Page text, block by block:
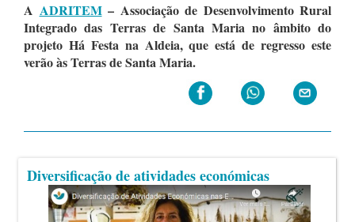
A ADRITEM– Associação de Desenvolvimento Rural
Integrado das Terras de Santa Maria no âmbito do
projeto Há Festa na Aldeia, que está de regresso este
verão às Terras de Santa Maria.
Diversificação de atividades económicas